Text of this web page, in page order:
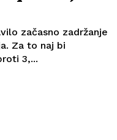
začasno zadržanje
Za to naj bi
3,...